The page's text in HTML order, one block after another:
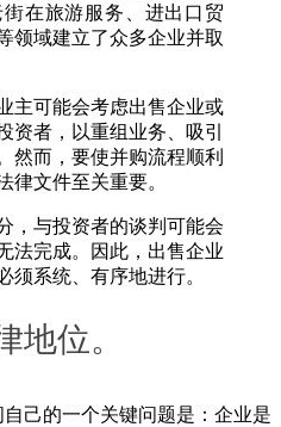
在旅游服务、进出口贸
领域建立了众多企业并取
主可能会考虑出售企业或
资者，以重组业务、吸引
然而，要使并购流程顺利
律文件至关重要。
，与投资者的谈判可能会
法完成。因此，出售企业
须系统、有序地进行。
地位。
己的一个关键问题是：企业是